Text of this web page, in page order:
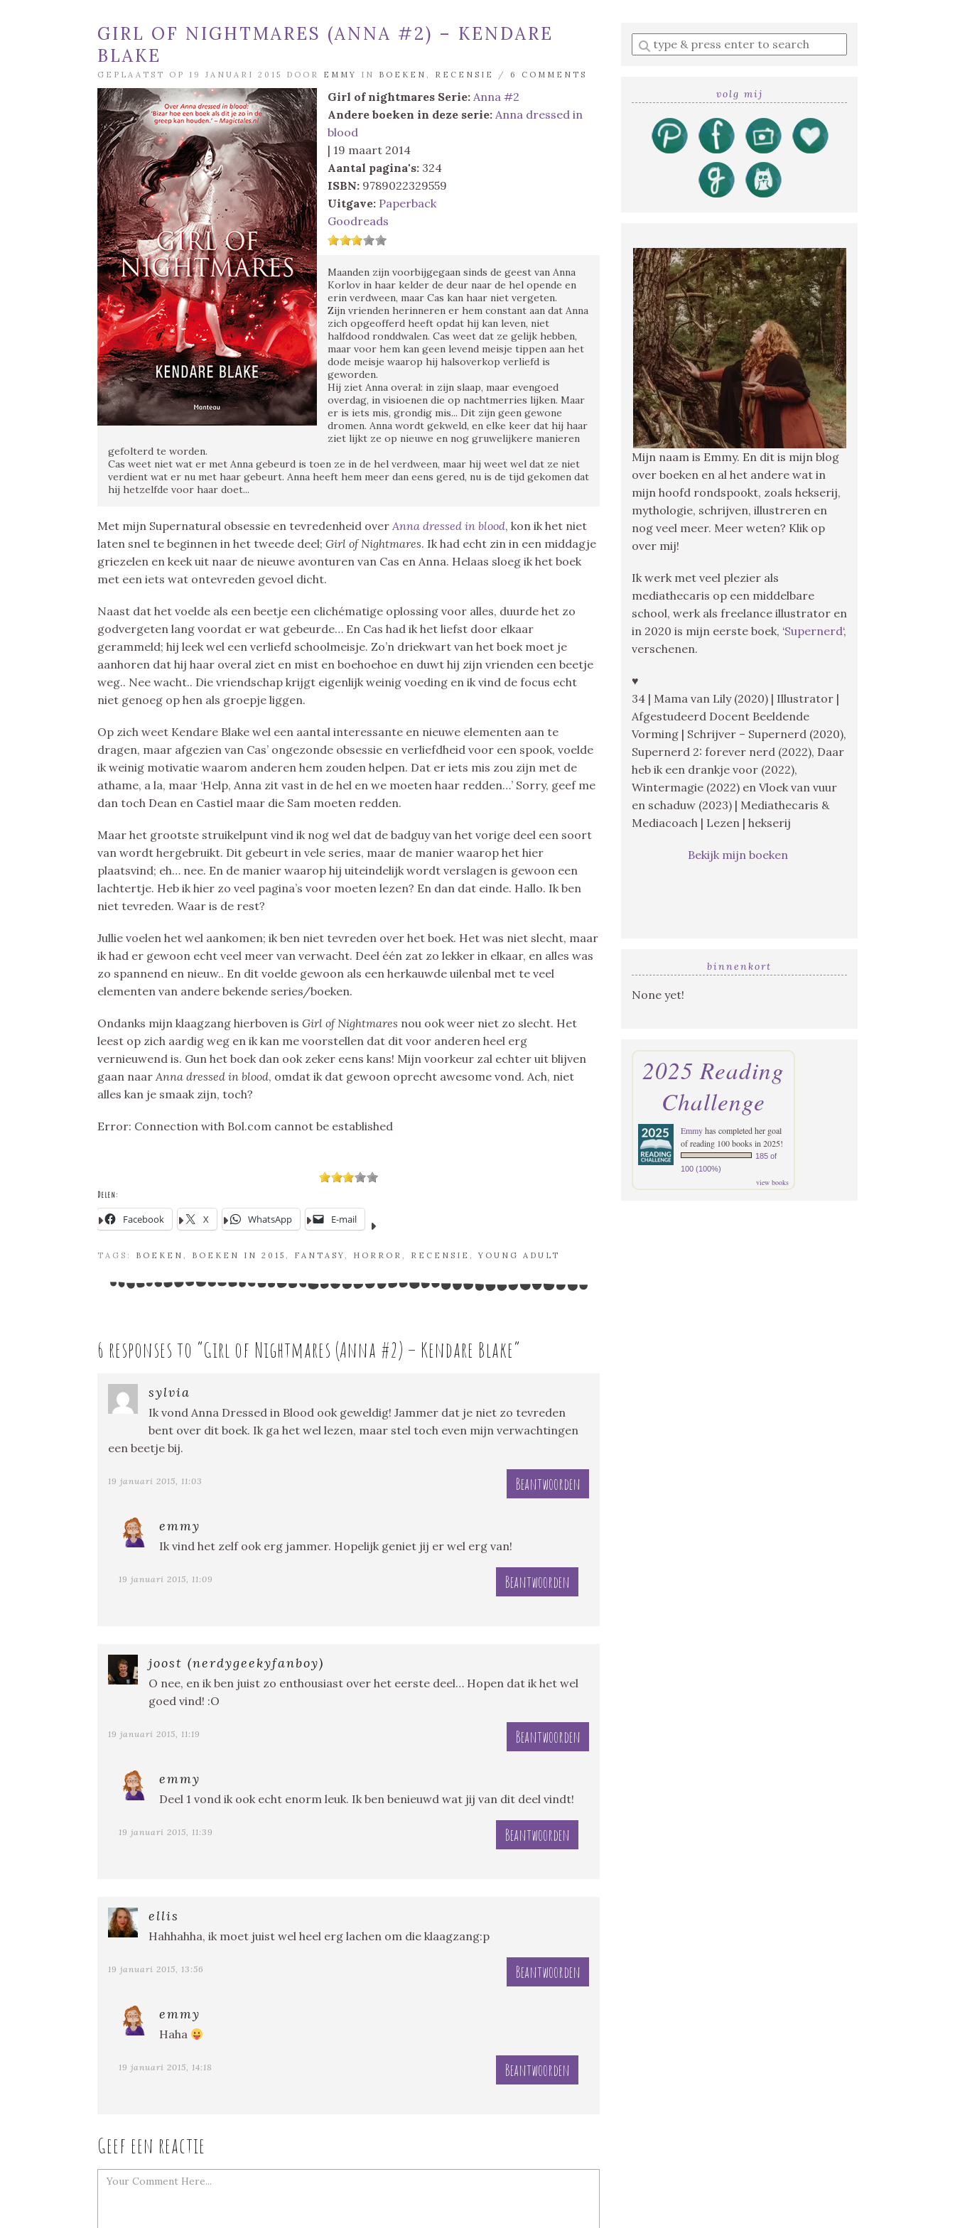
GIRL OF NIGHTMARES (ANNA #2) – KENDARE
BLAKE
GEPLAATST OP 19 JANUARI 2015 DOOR EMMY IN BOEKEN , RECENSIE / 6 COMMENTS
Girl of nightmares Serie: Anna #2
Andere boeken in deze serie: Anna dressed in
blood
| 19 maart 2014
Aantal pagina's: 324
ISBN: 9789022329559
Uitgave: Paperback
Goodreads
Maanden zijn voorbijgegaan sinds de geest van Anna
Korlov in haar kelder de deur naar de hel opende en
erin verdween, maar Cas kan haar niet vergeten.
Zijn vrienden herinneren er hem constant aan dat Anna
zich opgeofferd heeft opdat hij kan leven, niet
halfdood ronddwalen. Cas weet dat ze gelijk hebben,
maar voor hem kan geen levend meisje tippen aan het
dode meisje waarop hij halsoverkop verliefd is
geworden.
Hij ziet Anna overal: in zijn slaap, maar evengoed
overdag, in visioenen die op nachtmerries lijken. Maar
er is iets mis, grondig mis... Dit zijn geen gewone
dromen. Anna wordt gekweld, en elke keer dat hij haar
ziet lijkt ze op nieuwe en nog gruwelijkere manieren
gefolterd te worden.
Cas weet niet wat er met Anna gebeurd is toen ze in de hel verdween, maar hij weet wel dat ze niet
verdient wat er nu met haar gebeurt. Anna heeft hem meer dan eens gered, nu is de tijd gekomen dat
hij hetzelfde voor haar doet...
Met mijn Supernatural obsessie en tevredenheid over Anna dressed in blood, kon ik het niet
laten snel te beginnen in het tweede deel; Girl of Nightmares. Ik had echt zin in een middagje
griezelen en keek uit naar de nieuwe avonturen van Cas en Anna. Helaas sloeg ik het boek
met een iets wat ontevreden gevoel dicht.
Naast dat het voelde als een beetje een clichématige oplossing voor alles, duurde het zo
godvergeten lang voordat er wat gebeurde… En Cas had ik het liefst door elkaar
gerammeld; hij leek wel een verliefd schoolmeisje. Zo’n driekwart van het boek moet je
aanhoren dat hij haar overal ziet en mist en boehoehoe en duwt hij zijn vrienden een beetje
weg.. Nee wacht.. Die vriendschap krijgt eigenlijk weinig voeding en ik vind de focus echt
niet genoeg op hen als groepje liggen.
Op zich weet Kendare Blake wel een aantal interessante en nieuwe elementen aan te
dragen, maar afgezien van Cas’ ongezonde obsessie en verliefdheid voor een spook, voelde
ik weinig motivatie waarom anderen hem zouden helpen. Dat er iets mis zou zijn met de
athame, a la, maar ‘Help, Anna zit vast in de hel en we moeten haar redden…’ Sorry, geef me
dan toch Dean en Castiel maar die Sam moeten redden.
Maar het grootste struikelpunt vind ik nog wel dat de badguy van het vorige deel een soort
van wordt hergebruikt. Dit gebeurt in vele series, maar de manier waarop het hier
plaatsvind; eh… nee. En de manier waarop hij uiteindelijk wordt verslagen is gewoon een
lachtertje. Heb ik hier zo veel pagina’s voor moeten lezen? En dan dat einde. Hallo. Ik ben
niet tevreden. Waar is de rest?
Jullie voelen het wel aankomen; ik ben niet tevreden over het boek. Het was niet slecht, maar
ik had er gewoon echt veel meer van verwacht. Deel één zat zo lekker in elkaar, en alles was
zo spannend en nieuw.. En dit voelde gewoon als een herkauwde uilenbal met te veel
elementen van andere bekende series/boeken.
Ondanks mijn klaagzang hierboven is Girl of Nightmares nou ook weer niet zo slecht. Het
leest op zich aardig weg en ik kan me voorstellen dat dit voor anderen heel erg
vernieuwend is. Gun het boek dan ook zeker eens kans! Mijn voorkeur zal echter uit blijven
gaan naar Anna dressed in blood, omdat ik dat gewoon oprecht awesome vond. Ach, niet
alles kan je smaak zijn, toch?
Error: Connection with Bol.com cannot be established
Delen:
Facebook X WhatsApp E-mail
TAGS: BOEKEN , BOEKEN IN 2015 , FANTASY, HORROR , RECENSIE ,YOUNG ADULT
6 responses to “Girl of Nightmares (Anna #2) – Kendare Blake”
sylvia
Ik vond Anna Dressed in Blood ook geweldig! Jammer dat je niet zo tevreden
bent over dit boek. Ik ga het wel lezen, maar stel toch even mijn verwachtingen
een beetje bij.
19 januari 2015, 11:03 Beantwoorden
emmy
Ik vind het zelf ook erg jammer. Hopelijk geniet jij er wel erg van!
19 januari 2015, 11:09 Beantwoorden
joost (nerdygeekyfanboy)
O nee, en ik ben juist zo enthousiast over het eerste deel… Hopen dat ik het wel
goed vind! :O
19 januari 2015, 11:19 Beantwoorden
emmy
Deel 1 vond ik ook echt enorm leuk. Ik ben benieuwd wat jij van dit deel vindt!
19 januari 2015, 11:39 Beantwoorden
ellis
Hahhahha, ik moet juist wel heel erg lachen om die klaagzang:p
19 januari 2015, 13:56 Beantwoorden
emmy
Haha
19 januari 2015, 14:18 Beantwoorden
Geef een reactie
Enter
a
volg mij
Mijn naam is Emmy. En dit is mijn blog
over boeken en al het andere wat in
mijn hoofd rondspookt, zoals hekserij,
mythologie, schrijven, illustreren en
nog veel meer. Meer weten? Klik op
over mij!
Ik werk met veel plezier als
mediathecaris op een middelbare
school, werk als freelance illustrator en
in 2020 is mijn eerste boek, ‘Supernerd‘,
verschenen.
♥
34 | Mama van Lily (2020) | Illustrator |
Afgestudeerd Docent Beeldende
Vorming | Schrijver – Supernerd (2020),
Supernerd 2: forever nerd (2022), Daar
heb ik een drankje voor (2022),
Wintermagie (2022) en Vloek van vuur
en schaduw (2023) | Mediathecaris &
Mediacoach | Lezen | hekserij
Bekijk mijn boeken
binnenkort
None yet!
2025 Reading
Challenge
Emmyhas completed her goal
of reading 100 books in 2025!
185 of
100 (100%)
view books